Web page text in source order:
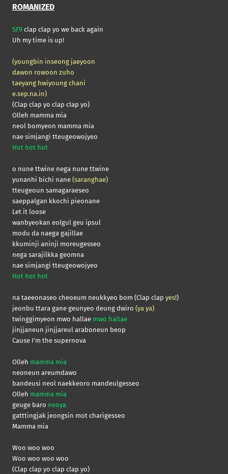
ROMANIZED
SF9 clap clap yo we back again
Uh my time is up!
(youngbin inseong jaeyoon
dawon rowoon zuho
taeyang hwiyoung chani
e.sep.na.in)
(Clap clap yo clap clap yo)
Olleh mamma mia
neol bomyeon mamma mia
nae simjangi tteugeowojyeo
Hot hot hot
o nune ttwine nega nune ttwine
yunanhi bichi nane (saranghae)
tteugeoun samagaraeseo
saeppalgan kkochi pieonane
Let it loose
wanbyeokan eolgul geu ipsul
modu da naega gajillae
kkuminji aninji moreugesseo
nega sarajilkka geomna
nae simjangi tteugeowojyeo
Hot hot hot
na taeeonaseo cheoeum neukkyeo bom (Clap clap yes!)
jeonbu ttara gane geunyeo deung dwiro (ya ya)
twinggimyeon mwo hallae mwo hallae
jinjjaneun jinjjareul araboneun beop
Cause I’m the supernova
Olleh mamma mia
neoneun areumdawo
bandeusi neol naekkeoro mandeulgesseo
Olleh mamma mia
geuge baro neoya
gatttingjak jeongsin mot charigesseo
Mamma mia
Woo woo woo
Woo woo woo woo
(Clap clap yo clap clap yo)